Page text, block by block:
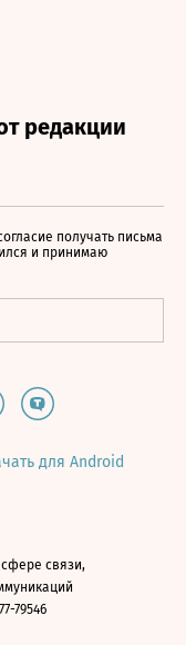
получать письма
и принимаю
для Android
связи,
79546